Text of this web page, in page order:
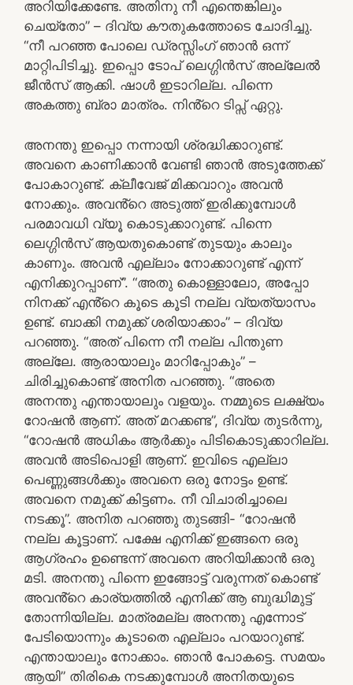
അറിയിക്കേണ്ടേ. അതിനു നീ എന്തെങ്കിലും
ചെയ്തോ” – ദിവ്യ കൗതുകത്തോടെ ചോദിച്ചു.
“നീ പറഞ്ഞ പോലെ ഡ്രസ്സിംഗ് ഞാൻ ഒന്ന്
മാറ്റിപിടിച്ചു. ഇപ്പൊ ടോപ് ലെഗ്ഗിൻസ് അല്ലേൽ
ജീൻസ് ആക്കി. ഷാൾ ഇടാറില്ല. പിന്നെ
അകത്തു ബ്രാ മാത്രം. നിൻ്റെ ടിപ്സ് ഏറ്റു.
അനന്തു ഇപ്പൊ നന്നായി ശ്രദ്ധിക്കാറുണ്ട്.
അവനെ കാണിക്കാൻ വേണ്ടി ഞാൻ അടുത്തേക്ക്
പോകാറുണ്ട്. ക്ലീവേജ് മിക്കവാറും അവൻ
നോക്കും. അവൻ്റെ അടുത്ത് ഇരിക്കുമ്പോൾ
പരമാവധി വ്യൂ കൊടുക്കാറുണ്ട്. പിന്നെ
ലെഗ്ഗിൻസ് ആയതുകൊണ്ട് തുടയും കാലും
കാണും. അവൻ എല്ലാം നോക്കാറുണ്ട് എന്ന്
എനിക്കുറപ്പാണ്”. “അതു കൊള്ളാലോ, അപ്പോ
നിനക്ക് എൻ്റെ കൂടെ കൂടി നല്ല വ്യത്യാസം
ഉണ്ട്. ബാക്കി നമുക്ക് ശരിയാക്കാം” – ദിവ്യ
പറഞ്ഞു. “അത് പിന്നെ നീ നല്ല പിന്തുണ
അല്ലേ. ആരായാലും മാറിപ്പോകും” –
ചിരിച്ചുകൊണ്ട് അനിത പറഞ്ഞു. “അതെ
അനന്തു എന്തായാലും വളയും. നമ്മുടെ ലക്ഷ്യം
റോഷൻ ആണ്. അത് മറക്കണ്ട”, ദിവ്യ തുടർന്നു,
“റോഷൻ അധികം ആർക്കും പിടികൊടുക്കാറില്ല.
അവൻ അടിപൊളി ആണ്. ഇവിടെ എല്ലാ
പെണ്ണുങ്ങൾക്കും അവനെ ഒരു നോട്ടം ഉണ്ട്.
അവനെ നമുക്ക് കിട്ടണം. നീ വിചാരിച്ചാലെ
നടക്കൂ”. അനിത പറഞ്ഞു തുടങ്ങി- “റോഷൻ
നല്ല കൂട്ടാണ്. പക്ഷേ എനിക്ക് ഇങ്ങനെ ഒരു
ആഗ്രഹം ഉണ്ടെന്ന് അവനെ അറിയിക്കാൻ ഒരു
മടി. അനന്തു പിന്നെ ഇങ്ങോട്ട് വരുന്നത് കൊണ്ട്
അവൻ്റെ കാര്യത്തിൽ എനിക്ക് ആ ബുദ്ധിമുട്ട്
തോന്നിയില്ല. മാത്രമല്ല അനന്തു എന്നോട്
പേടിയൊന്നും കൂടാതെ എല്ലാം പറയാറുണ്ട്.
എന്തായാലും നോക്കാം. ഞാൻ പോകട്ടെ. സമയം
ആയി” തിരികെ നടക്കുമ്പോൾ അനിതയുടെ